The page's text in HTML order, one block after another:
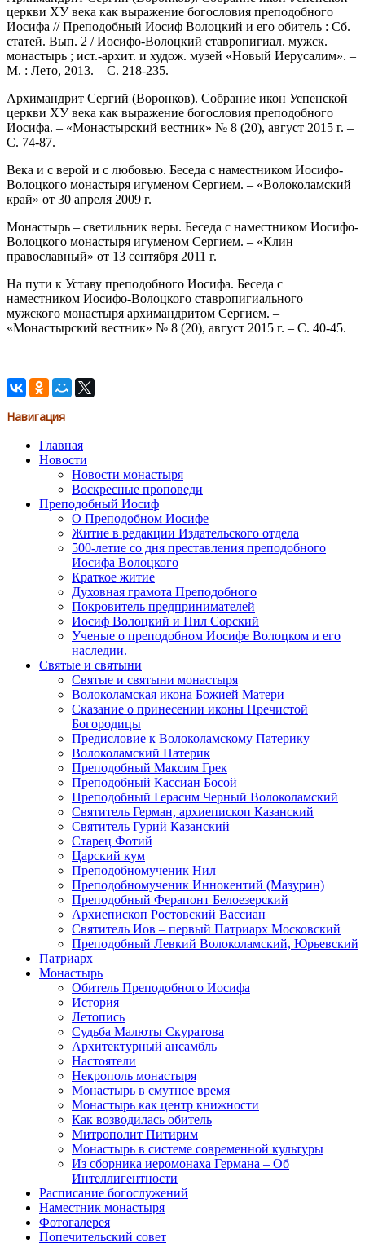
церкви ХУ века как выражение богословия преподобного
Иосифа // Преподобный Иосиф Волоцкий и его обитель : Сб.
статей. Вып. 2 / Иосифо-Волоцкий ставропигиал. мужск.
монастырь ; ист.-архит. и худож. музей «Новый Иерусалим». –
М. : Лето, 2013. – С. 218-235.
Архимандрит Сергий (Воронков). Собрание икон Успенской
церкви ХУ века как выражение богословия преподобного
Иосифа. – «Монастырский вестник» № 8 (20), август 2015 г. –
С. 74-87.
Века и с верой и с любовью. Беседа с наместником Иосифо-
Волоцкого монастыря игуменом Сергием. – «Волоколамский
край» от 30 апреля 2009 г.
Монастырь – светильник веры. Беседа с наместником Иосифо-
Волоцкого монастыря игуменом Сергием. – «Клин
православный» от 13 сентября 2011 г.
На пути к Уставу преподобного Иосифа. Беседа с
наместником Иосифо-Волоцкого ставропигиального
мужского монастыря архимандритом Сергием. –
«Монастырский вестник» № 8 (20), август 2015 г. – С. 40-45.
Навигация
Главная
Новости
Новости монастыря
Воскресные проповеди
Преподобный Иосиф
О Преподобном Иосифе
Житие в редакции Издательского отдела
500-летие со дня преставления преподобного
Иосифа Волоцкого
Краткое житие
Духовная грамота Преподобного
Покровитель предпринимателей
Иосиф Волоцкий и Нил Сорский
Ученые о преподобном Иосифе Волоцком и его
наследии.
Святые и святыни
Святые и святыни монастыря
Волоколамская икона Божией Матери
Сказание о принесении иконы Пречистой
Богородицы
Предисловие к Волоколамскому Патерику
Волоколамский Патерик
Преподобный Максим Грек
Преподобный Кассиан Босой
Преподобный Герасим Черный Волоколамский
Святитель Герман, архиепископ Казанский
Святитель Гурий Казанский
Старец Фотий
Царский кум
Преподобномученик Нил
Преподобномученик Иннокентий (Мазурин)
Преподобный Ферапонт Белоезерский
Архиепископ Ростовский Вассиан
Святитель Иов – первый Патриарх Московский
Преподобный Левкий Волоколамский, Юрьевский
Патриарх
Монастырь
Обитель Преподобного Иосифа
История
Летопись
Судьба Малюты Скуратова
Архитектурный ансамбль
Настоятели
Некрополь монастыря
Монастырь в смутное время
Монастырь как центр книжности
Как возводилась обитель
Митрополит Питирим
Монастырь в системе современной культуры
Из сборника иеромонаха Германа – Об
Интеллигентности
Расписание богослужений
Наместник монастыря
Фотогалерея
Попечительский совет